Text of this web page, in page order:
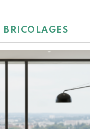
BRICOLAGES